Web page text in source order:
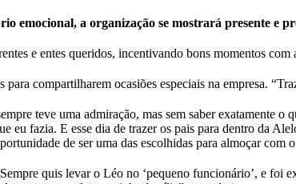
emocional, a organização se mostrará presente e
e entes queridos, incentivando bons momentos
compartilharem ocasiões especiais na empresa.
teve uma admiração, mas sem saber exatamente
eu fazia. E esse dia de trazer os pais para dentro da
de ser uma das escolhidas para almoçar com
quis levar o Léo no ‘pequeno funcionário’, e